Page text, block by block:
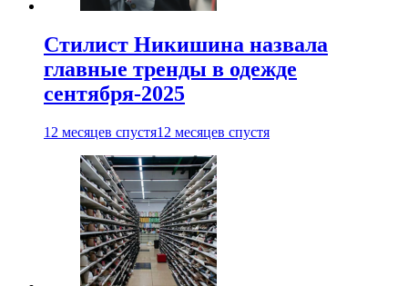
Стилист Никишина назвала
главные тренды в одежде
сентября-2025
12 месяцев спустя12 месяцев спустя